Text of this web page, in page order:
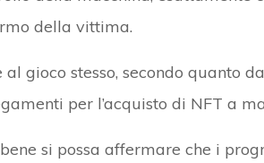
della vittima.
al gioco stesso, secondo quanto
per l’acquisto di NFT a
si possa affermare che i